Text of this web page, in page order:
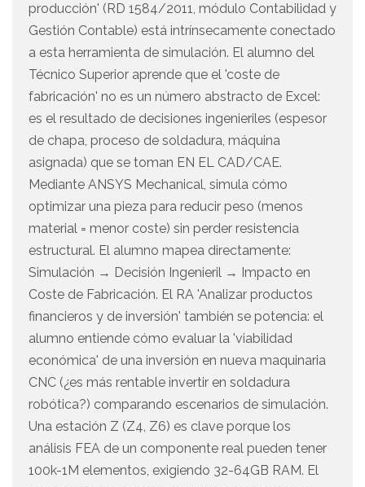
producción' (RD 1584/2011, módulo Contabilidad y
Gestión Contable) está intrínsecamente conectado
a esta herramienta de simulación. El alumno del
Técnico Superior aprende que el 'coste de
fabricación' no es un número abstracto de Excel:
es el resultado de decisiones ingenieriles (espesor
de chapa, proceso de soldadura, máquina
asignada) que se toman EN EL CAD/CAE.
Mediante ANSYS Mechanical, simula cómo
optimizar una pieza para reducir peso (menos
material = menor coste) sin perder resistencia
estructural. El alumno mapea directamente:
Simulación → Decisión Ingenieril → Impacto en
Coste de Fabricación. El RA 'Analizar productos
financieros y de inversión' también se potencia: el
alumno entiende cómo evaluar la 'viabilidad
económica' de una inversión en nueva maquinaria
CNC (¿es más rentable invertir en soldadura
robótica?) comparando escenarios de simulación.
Una estación Z (Z4, Z6) es clave porque los
análisis FEA de un componente real pueden tener
100k-1M elementos, exigiendo 32-64GB RAM. El